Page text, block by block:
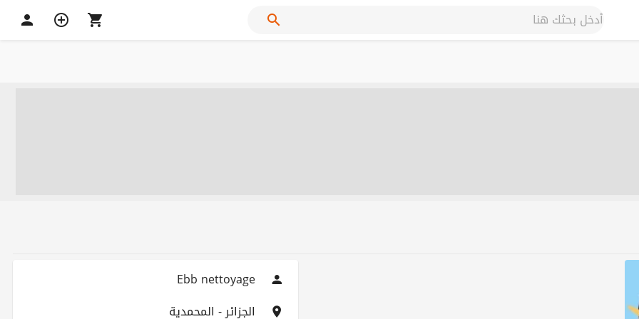
Ebb nettoyage
الجزائر - المحمدية